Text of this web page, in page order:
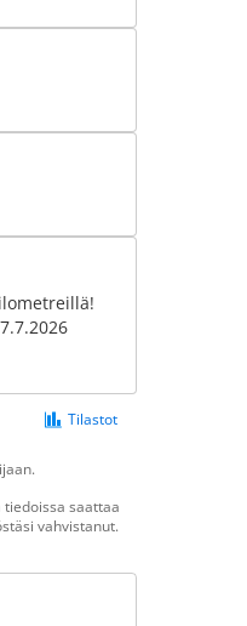
Tilastot
saattaa
vahvistanut.